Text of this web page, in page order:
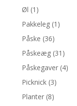
Øl (1)
Pakkeleg (1)
Påske (36)
Påskeæg (31)
Påskegaver (4)
Picknick (3)
Planter (8)